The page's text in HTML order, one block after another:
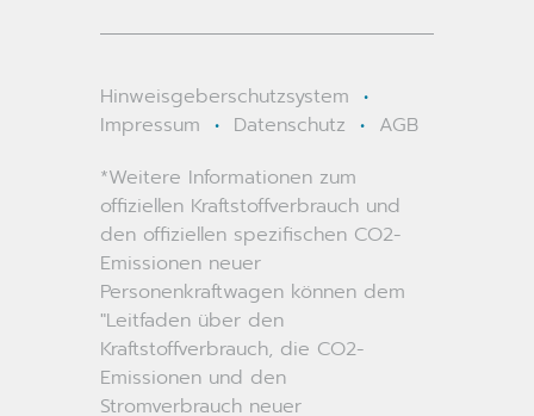
Hinweisgeberschutzsystem •
Impressum • Datenschutz • AGB
*Weitere Informationen zum
offiziellen Kraftstoffverbrauch und
den offiziellen spezifischen CO2-
Emissionen neuer
Personenkraftwagen können dem
"Leitfaden über den
Kraftstoffverbrauch, die CO2-
Emissionen und den
Stromverbrauch neuer